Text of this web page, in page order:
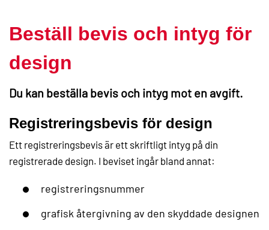
Beställ bevis och intyg för
design
Du kan beställa bevis och intyg mot en avgift.
Registreringsbevis för design
Ett registreringsbevis är ett skriftligt intyg på din
registrerade design. I beviset ingår bland annat:
registreringsnummer
grafisk återgivning av den skyddade designen